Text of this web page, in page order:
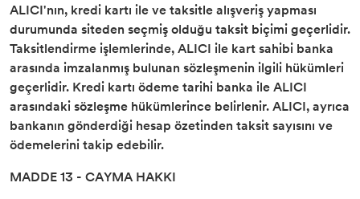
ALICI'nın, kredi kartı ile ve taksitle alışveriş yapması
durumunda siteden seçmiş olduğu taksit biçimi geçerlidir.
Taksitlendirme işlemlerinde, ALICI ile kart sahibi banka
arasında imzalanmış bulunan sözleşmenin ilgili hükümleri
geçerlidir. Kredi kartı ödeme tarihi banka ile ALICI
arasındaki sözleşme hükümlerince belirlenir. ALICI, ayrıca
bankanın gönderdiği hesap özetinden taksit sayısını ve
ödemelerini takip edebilir.
MADDE 13 - CAYMA HAKKI